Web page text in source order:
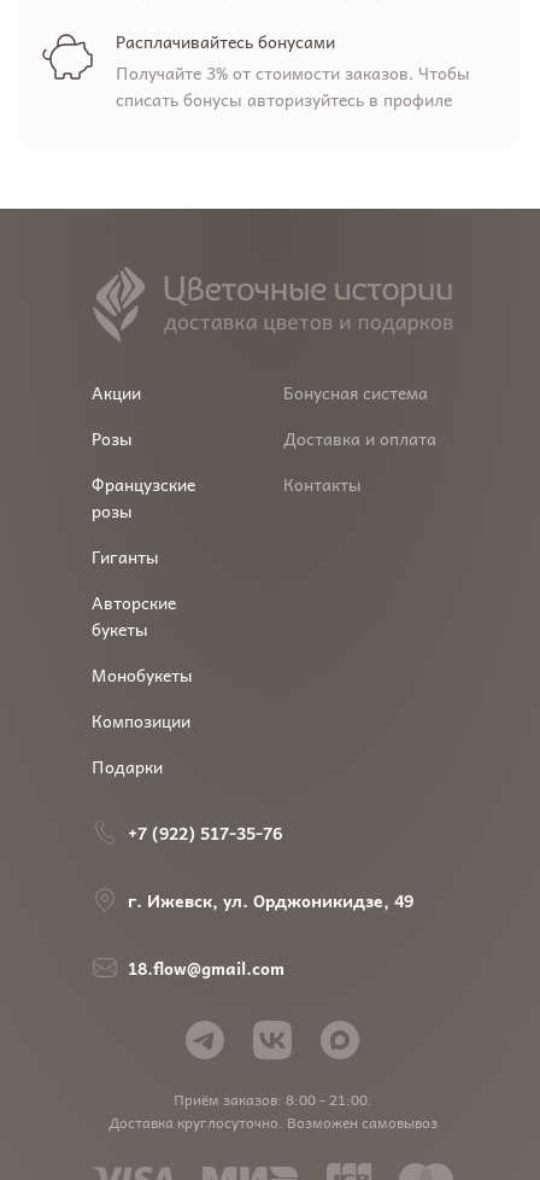
Расплачивайтесь бонусами
Получайте 3% от стоимости заказов. Чтобы
списать бонусы авторизуйтесь в профиле
Приём заказов: 8:00 - 21:00.
Доставка круглосуточно. Возможен самовывоз
Акции
Розы
Французские
розы
Гиганты
Авторские
букеты
Монобукеты
Композиции
Подарки
Бонусная система
Доставка и оплата
Контакты
+7 (922) 517-35-76
г. Ижевск, ул. Орджоникидзе, 49
18.flow@gmail.com